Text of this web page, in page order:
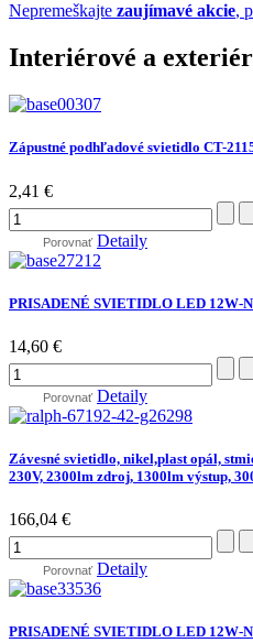
Nepremeškajte zaujímavé akcie,
Interiérové a
Zápustné podhľadové svietidlo CT-
2,41 €
Porovnať Detaily
PRISADENÉ SVIETIDLO LED 12W-
14,60 €
Porovnať Detaily
Závesné svietidlo, nikel,plast opál,
230V, 2300lm zdroj, 1300lm výstup,
166,04 €
Porovnať Detaily
PRISADENÉ SVIETIDLO LED 12W-